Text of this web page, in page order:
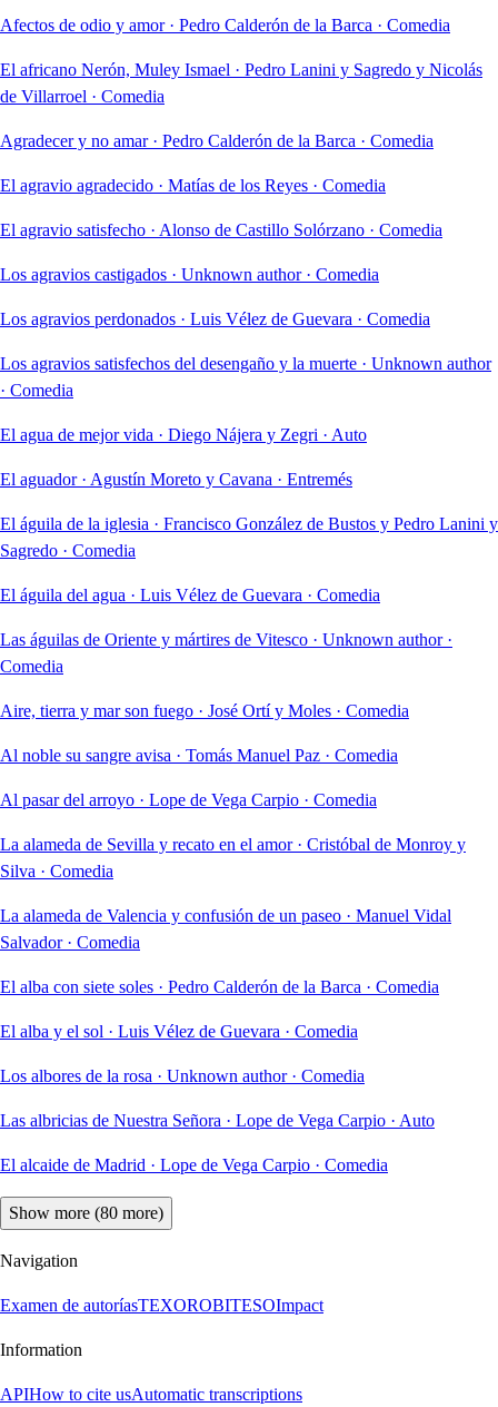
Afectos de odio y amor · Pedro Calderón de la Barca · Comedia
El africano Nerón, Muley Ismael · Pedro Lanini y Sagredo y Nicolás
de Villarroel · Comedia
Agradecer y no amar · Pedro Calderón de la Barca · Comedia
El agravio agradecido · Matías de los Reyes · Comedia
El agravio satisfecho · Alonso de Castillo Solórzano · Comedia
Los agravios castigados · Unknown author · Comedia
Los agravios perdonados · Luis Vélez de Guevara · Comedia
Los agravios satisfechos del desengaño y la muerte · Unknown author
· Comedia
El agua de mejor vida · Diego Nájera y Zegri · Auto
El aguador · Agustín Moreto y Cavana · Entremés
El águila de la iglesia · Francisco González de Bustos y Pedro Lanini y
Sagredo · Comedia
El águila del agua · Luis Vélez de Guevara · Comedia
Las águilas de Oriente y mártires de Vitesco · Unknown author ·
Comedia
Aire, tierra y mar son fuego · José Ortí y Moles · Comedia
Al noble su sangre avisa · Tomás Manuel Paz · Comedia
Al pasar del arroyo · Lope de Vega Carpio · Comedia
La alameda de Sevilla y recato en el amor · Cristóbal de Monroy y
Silva · Comedia
La alameda de Valencia y confusión de un paseo · Manuel Vidal
Salvador · Comedia
El alba con siete soles · Pedro Calderón de la Barca · Comedia
El alba y el sol · Luis Vélez de Guevara · Comedia
Los albores de la rosa · Unknown author · Comedia
Las albricias de Nuestra Señora · Lope de Vega Carpio · Auto
El alcaide de Madrid · Lope de Vega Carpio · Comedia
Show more (80 more)
Navigation
Examen de autoríasTEXOROBITESOImpact
Information
APIHow to cite usAutomatic transcriptions